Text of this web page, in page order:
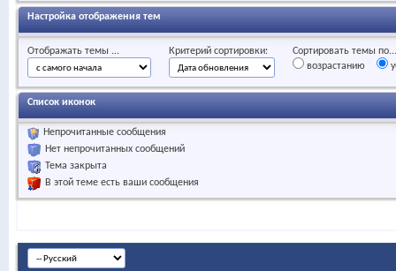
Настройка отображения тем
Отображать темы ... Критерий сортировки:
Сортировать темы по...
возрастанию
Список иконок
Непрочитанные сообщения
Нет непрочитанных сообщений
Тема закрыта
В этой теме есть ваши сообщения